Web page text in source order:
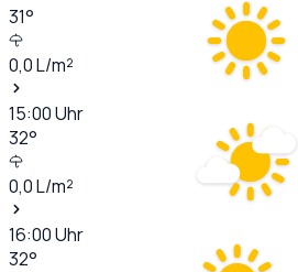
31°
0,0L/m²
15:00Uhr
32°
0,0L/m²
16:00Uhr
32°